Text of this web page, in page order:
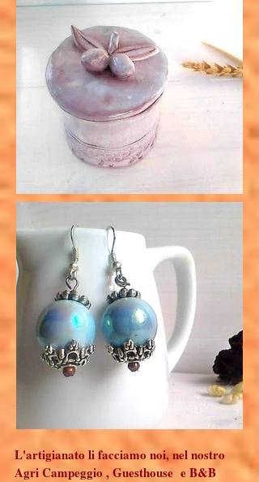
L'artigianato li facciamo noi, nel nostro
Agri Campeggio , Guesthouse e B&B